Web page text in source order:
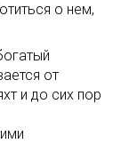
о нем,
от
и до сих пор